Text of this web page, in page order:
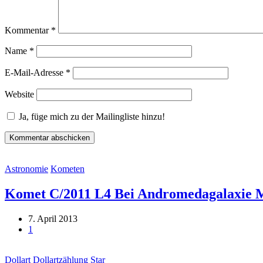
Kommentar *
Name *
E-Mail-Adresse *
Website
Ja, füge mich zu der Mailingliste hinzu!
Astronomie Kometen
Komet C/2011 L4 Bei Andromedagalaxie
7. April 2013
1
Dollart Dollartzählung Star